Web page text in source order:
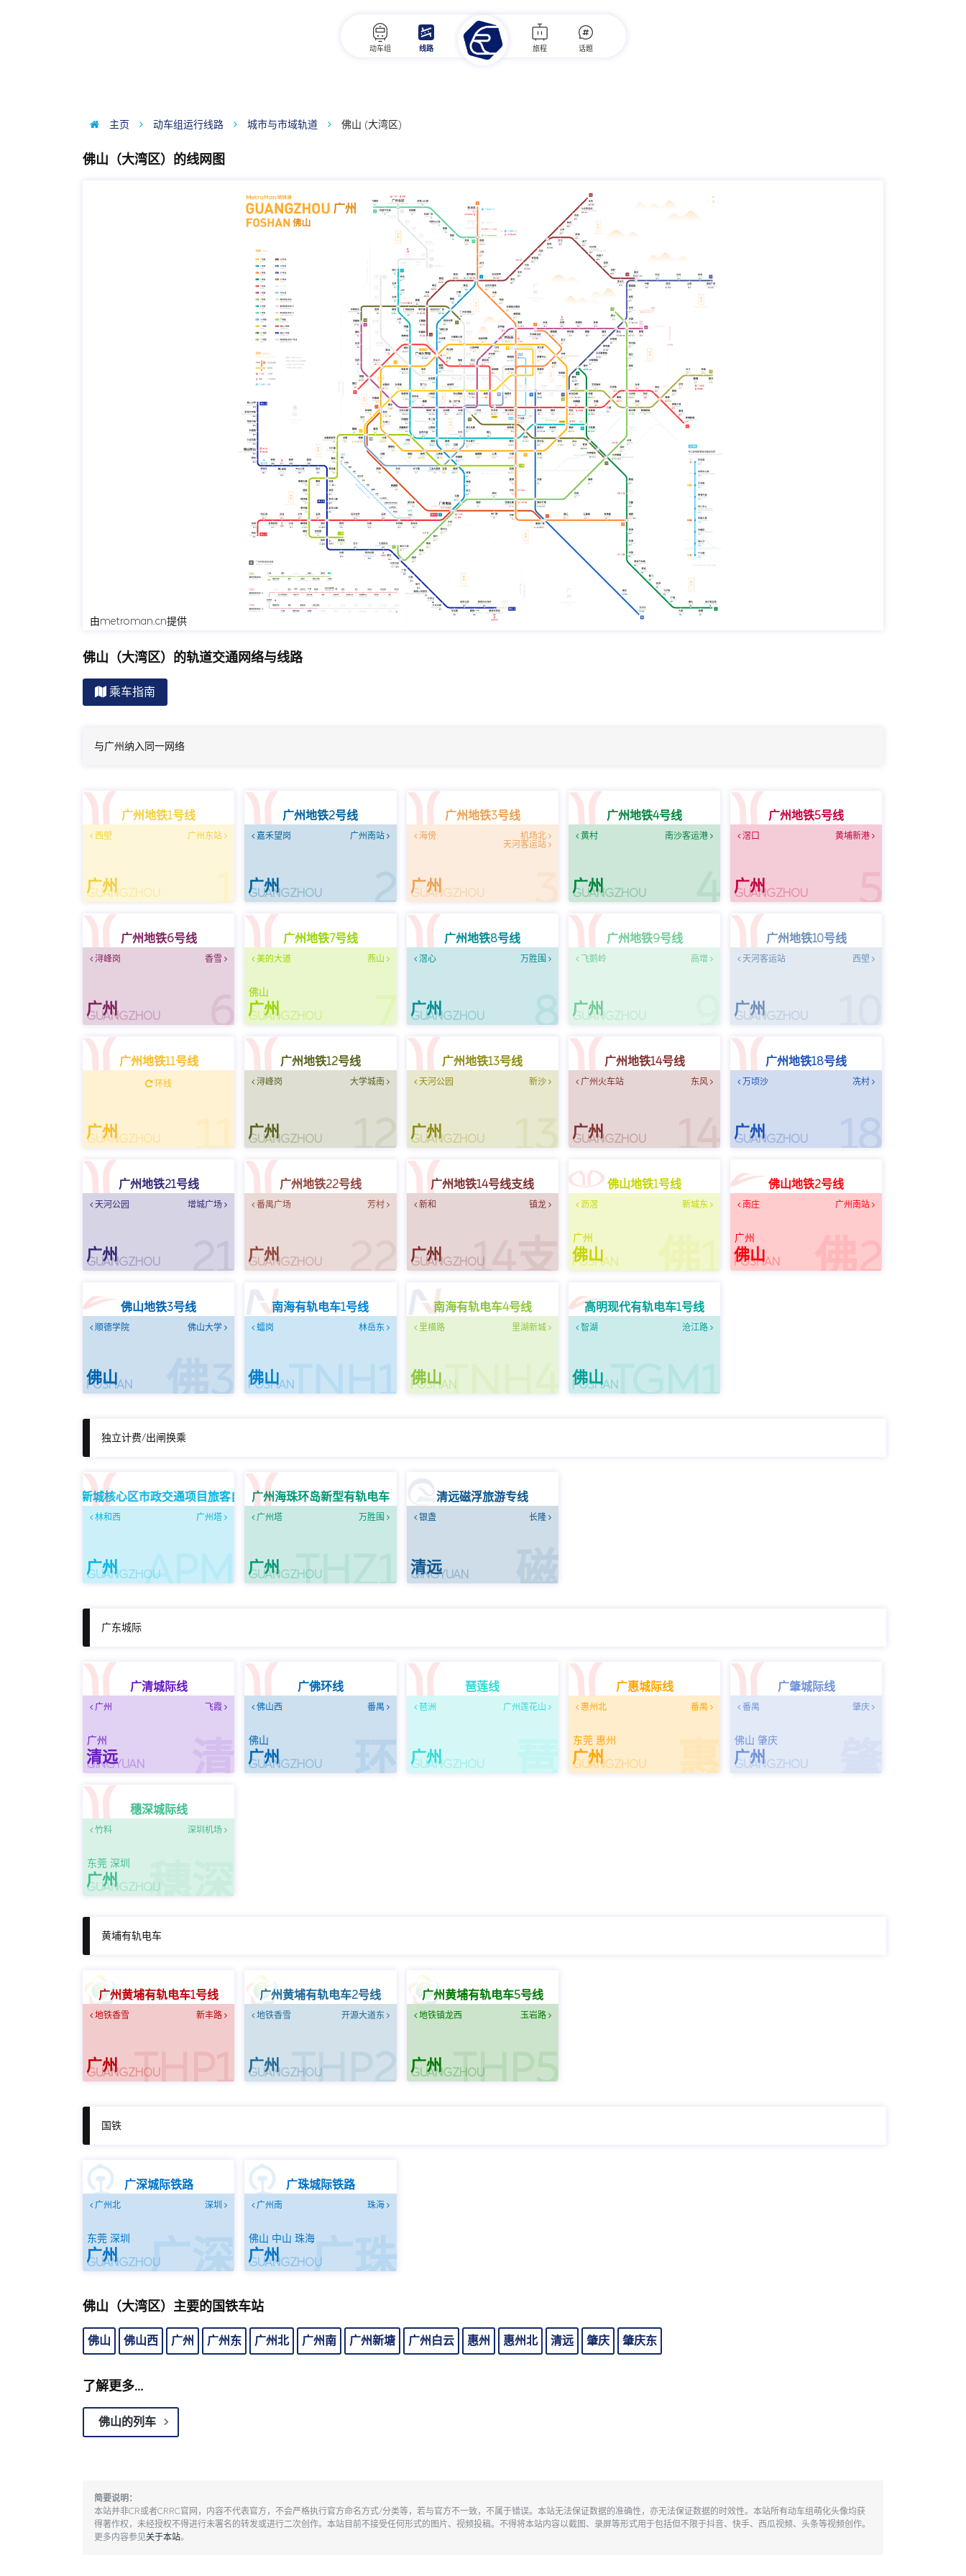
动车组 线路 旅程 话题
主页 动车组运行线路 城市与市域轨道 佛山 (大湾区)
佛山（大湾区）的线网图
点击跳转至MetroMan查看
由metroman.cn提供
佛山（大湾区）的轨道交通网络与线路
乘车指南
与广州纳入同一网络
1
广州地铁1号线
广州东站
西塱
GUANGZHOU
广州 2
广州地铁2号线
广州南站
嘉禾望岗
GUANGZHOU
广州 3
广州地铁3号线
机场北
天河客运站
海傍
GUANGZHOU
广州 4
广州地铁4号线
南沙客运港
黄村
GUANGZHOU
广州 5
广州地铁5号线
黄埔新港
滘口
GUANGZHOU
广州
6
广州地铁6号线
香雪
浔峰岗
GUANGZHOU
广州 7
广州地铁7号线
燕山
美的大道
佛山
GUANGZHOU
广州 8
广州地铁8号线
万胜围
滘心
GUANGZHOU
广州 9
广州地铁9号线
高增
飞鹅岭
GUANGZHOU
广州 10
广州地铁10号线
西塱
天河客运站
GUANGZHOU
广州
11
广州地铁11号线
环线
GUANGZHOU
广州 12
广州地铁12号线
大学城南
浔峰岗
GUANGZHOU
广州 13
广州地铁13号线
新沙
天河公园
GUANGZHOU
广州 14
广州地铁14号线
东风
广州火车站
GUANGZHOU
广州 18
广州地铁18号线
冼村
万顷沙
GUANGZHOU
广州
21
广州地铁21号线
增城广场
天河公园
GUANGZHOU
广州 22
广州地铁22号线
芳村
番禺广场
GUANGZHOU
广州 14支
广州地铁14号线支线
镇龙
新和
GUANGZHOU
广州 佛1
佛山地铁1号线
新城东
沥滘
广州
FOSHAN
佛山 佛2
佛山地铁2号线
广州南站
南庄
广州
FOSHAN
佛山
佛3
佛山地铁3号线
佛山大学
顺德学院
FOSHAN
佛山 TNH1
南海有轨电车1号线
林岳东
𧒽岗
FOSHAN
佛山 TNH4
南海有轨电车4号线
里湖新城
里横路
FOSHAN
佛山 TGM1
高明现代有轨电车1号线
沧江路
智湖
FOSHAN
佛山
独立计费/出闸换乘
APM
广州珠江新城核心区市政交通项目旅客自动输送系统
广州塔
林和西
GUANGZHOU
广州 THZ1
广州海珠环岛新型有轨电车
万胜围
广州塔
GUANGZHOU
广州 磁
清远磁浮旅游专线
长隆
银盏
QINGYUAN
清远
广东城际
清
广清城际线
飞霞
广州
广州
QINGYUAN
清远 环
广佛环线
番禺
佛山西
佛山
GUANGZHOU
广州 琶
琶莲线
广州莲花山
琶洲
GUANGZHOU
广州 惠
广惠城际线
番禺
惠州北
东莞 惠州
GUANGZHOU
广州 肇
广肇城际线
肇庆
番禺
佛山 肇庆
GUANGZHOU
广州
穗深
穗深城际线
深圳机场
竹料
东莞 深圳
GUANGZHOU
广州
黄埔有轨电车
THP1
广州黄埔有轨电车1号线
新丰路
地铁香雪
GUANGZHOU
广州 THP2
广州黄埔有轨电车2号线
开源大道东
地铁香雪
GUANGZHOU
广州 THP5
广州黄埔有轨电车5号线
玉岩路
地铁镇龙西
GUANGZHOU
广州
国铁
广深
广深城际铁路
深圳
广州北
东莞 深圳
GUANGZHOU
广州 广珠
广珠城际铁路
珠海
广州南
佛山 中山 珠海
GUANGZHOU
广州
佛山（大湾区）主要的国铁车站
佛山 佛山西 广州 广州东 广州北 广州南 广州新塘 广州白云 惠州 惠州北 清远 肇庆 肇庆东
了解更多…
佛山的列车
简要说明：
本站并非CR或者CRRC官网，内容不代表官方，不会严格执行官方命名方式/分类等，若与官方不一致，不属于错误。本站无法保证数据的准确性，亦无法保证数据的时效性。本站所有动车组萌化头像均获
得著作权，未经授权不得进行未署名的转发或进行二次创作。本站目前不接受任何形式的图片、视频投稿。不得将本站内容以截图、录屏等形式用于包括但不限于抖音、快手、西瓜视频、头条等视频创作。
更多内容参见关于本站。